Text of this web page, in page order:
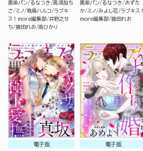
黒柴パン るなつき 高須加ち
さ ミノ 飛鳥ハルコ ラブキ
ス！more編集部 井野之せ
ち 猫田れお 南ひかり
黒柴パン るなつき
あずた
か ミノ みよし花 ラブキス！
more編集部 猫田れお
電子版
電子版